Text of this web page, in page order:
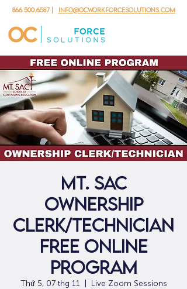
866.500.6587| info@ocworkforcesolutions.com
Mt. Sac
Ownership
Clerk/Technician
Free Online
Program
Thứ 5, 07 thg 11
  |
Live Zoom Sessions